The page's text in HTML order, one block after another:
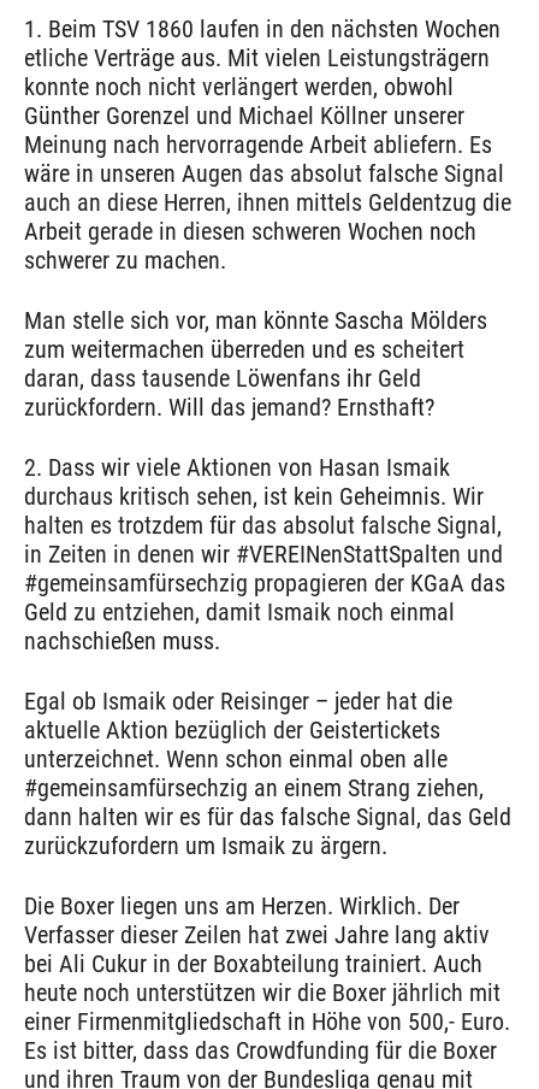
1. Beim TSV 1860 laufen in den nächsten Wochen
etliche Verträge aus. Mit vielen Leistungsträgern
konnte noch nicht verlängert werden, obwohl
Günther Gorenzel und Michael Köllner unserer
Meinung nach hervorragende Arbeit abliefern. Es
wäre in unseren Augen das absolut falsche Signal
auch an diese Herren, ihnen mittels Geldentzug die
Arbeit gerade in diesen schweren Wochen noch
schwerer zu machen.
Man stelle sich vor, man könnte Sascha Mölders
zum weitermachen überreden und es scheitert
daran, dass tausende Löwenfans ihr Geld
zurückfordern. Will das jemand? Ernsthaft?
2. Dass wir viele Aktionen von Hasan Ismaik
durchaus kritisch sehen, ist kein Geheimnis. Wir
halten es trotzdem für das absolut falsche Signal,
in Zeiten in denen wir #VEREINenStattSpalten und
#gemeinsamfürsechzig propagieren der KGaA das
Geld zu entziehen, damit Ismaik noch einmal
nachschießen muss.
Egal ob Ismaik oder Reisinger – jeder hat die
aktuelle Aktion bezüglich der Geistertickets
unterzeichnet. Wenn schon einmal oben alle
#gemeinsamfürsechzig an einem Strang ziehen,
dann halten wir es für das falsche Signal, das Geld
zurückzufordern um Ismaik zu ärgern.
Die Boxer liegen uns am Herzen. Wirklich. Der
Verfasser dieser Zeilen hat zwei Jahre lang aktiv
bei Ali Cukur in der Boxabteilung trainiert. Auch
heute noch unterstützen wir die Boxer jährlich mit
einer Firmenmitgliedschaft in Höhe von 500,- Euro.
Es ist bitter, dass das Crowdfunding für die Boxer
und ihren Traum von der Bundesliga genau mit